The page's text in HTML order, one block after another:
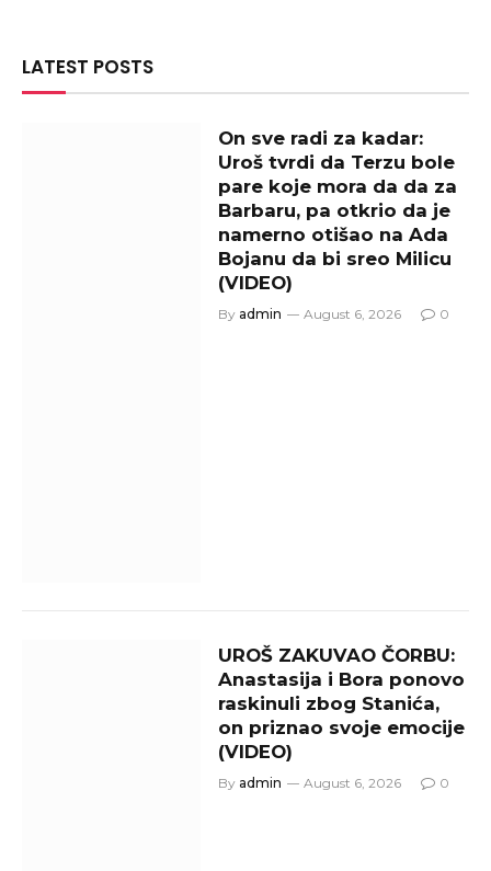
LATEST POSTS
On sve radi za kadar:
Uroš tvrdi da Terzu bole
pare koje mora da da za
Barbaru, pa otkrio da je
namerno otišao na Ada
Bojanu da bi sreo Milicu
(VIDEO)
By admin August 6, 2026 0
UROŠ ZAKUVAO ČORBU:
Anastasija i Bora ponovo
raskinuli zbog Stanića,
on priznao svoje emocije
(VIDEO)
By admin August 6, 2026 0